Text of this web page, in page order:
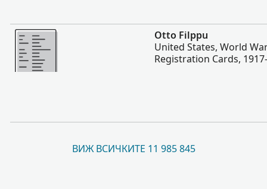
Повече
Otto Filppu
United States, World
Registration Cards,
ВИЖ ВСИЧКИТЕ 11 985 845